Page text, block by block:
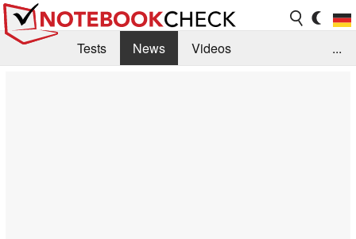
Tests News
Videos
...